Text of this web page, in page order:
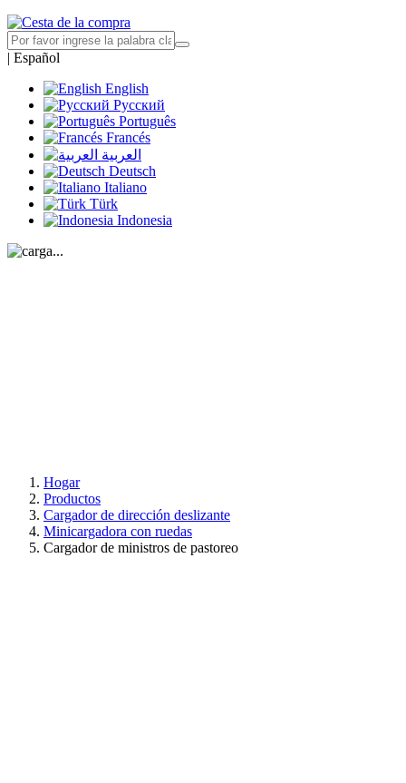
| Español
English
Русский
Português
Francés
العربية
Deutsch
Italiano
Türk
Indonesia
Hogar
Productos
Cargador de dirección deslizante
Minicargadora con ruedas
Cargador de ministros de pastoreo